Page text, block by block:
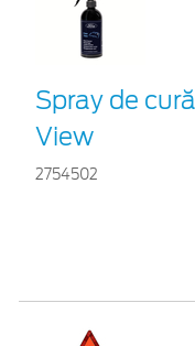
Spray de
View
2754502